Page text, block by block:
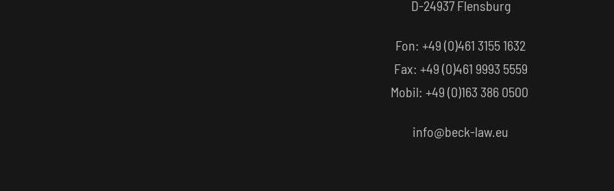
D-24937 Flensburg
Fon: +49 (0)461 3155 1632‬
Fax: +49 (0)461 9993 5559‬
Mobil: +49 (0)163 386 0500
info@beck-law.eu